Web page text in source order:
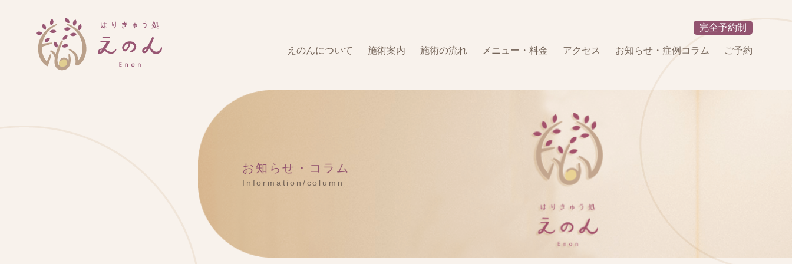
完全予約制
えのんについて 施術案内 施術の流れ メニュー・料金 アクセス お知らせ・症例コラム ご予約
お知らせ・コラム
Information/column